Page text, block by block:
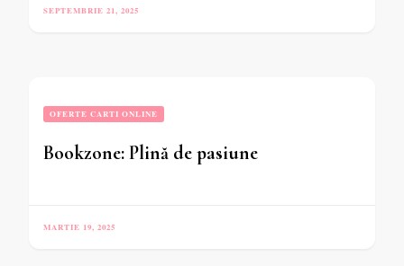
SEPTEMBRIE 21, 2025
OFERTE CARTI ONLINE
Bookzone: Plină de pasiune
MARTIE 19, 2025